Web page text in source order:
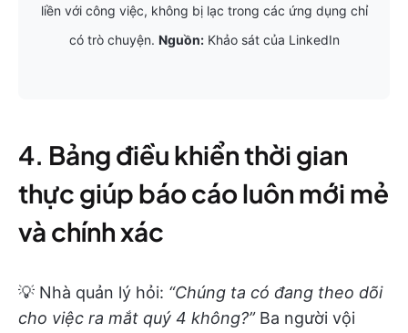
liền với công việc, không bị lạc trong các ứng dụng chỉ
có trò chuyện. Nguồn:Khảo sát của LinkedIn
4. Bảng điều khiển thời gian
thực giúp báo cáo luôn mới mẻ
và chính xác
💡 Nhà quản lý hỏi: “Chúng ta có đang theo dõi
cho việc ra mắt quý 4 không?”Ba người vội